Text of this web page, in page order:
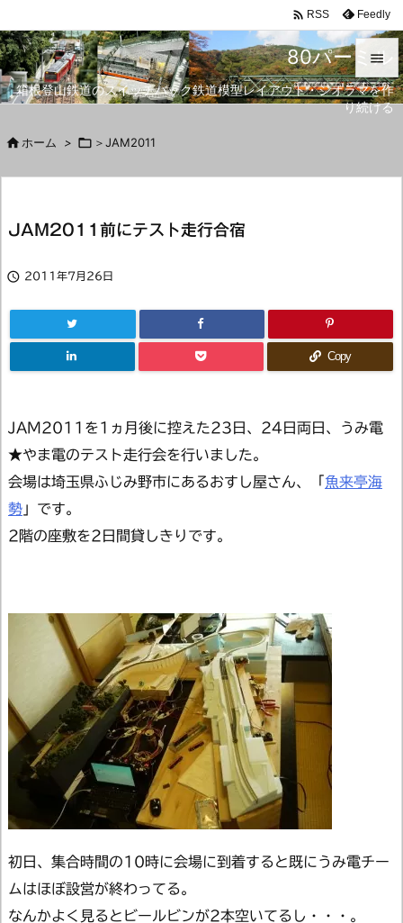
80パーミル
箱根登山鉄道のスイッチバック鉄道模型レイアウト・ジオラマを作
り続ける


メニュ
 RSS Feedly
 ホーム >  ＞JAM2011
JAM2011前にテスト走行合宿
 2011年7月26日
Copy
JAM2011を1ヵ月後に控えた23日、24日両日、うみ電
★やま電のテスト走行会を行いました。
会場は埼玉県ふじみ野市にあるおすし屋さん、「 魚来亭海
勢 」です。
2階の座敷を2日間貸しきりです。
初日、集合時間の10時に会場に到着すると既にうみ電チー
ムはほぼ設営が終わってる。
なんかよく見るとビールビンが2本空いてるし・・・。